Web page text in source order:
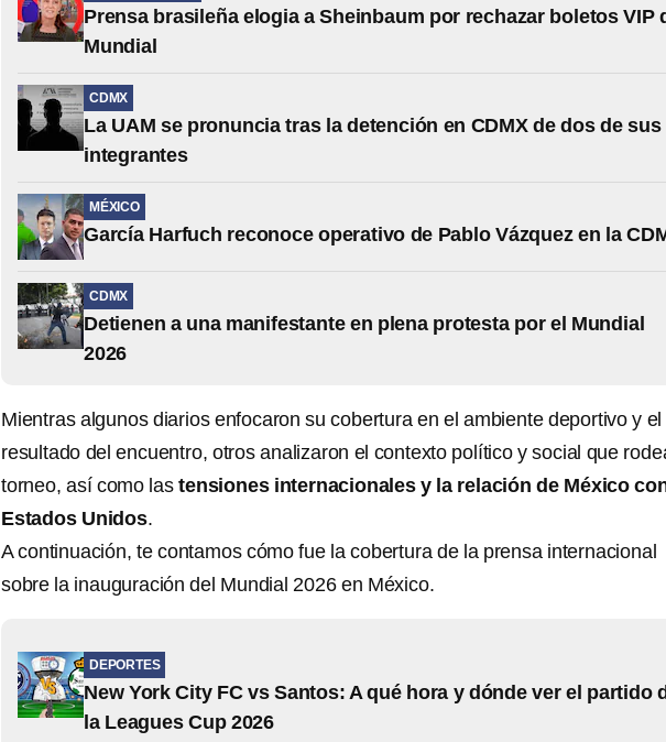
Prensa brasileña elogia a Sheinbaum por rechazar boletos VIP
Mundial
CDMX
La UAM se pronuncia tras la detención en CDMX de dos de sus
integrantes
MÉXICO
García Harfuch reconoce operativo de Pablo Vázquez en la
CDMX
Detienen a una manifestante en plena protesta por el Mundial
2026
Mientras algunos diarios enfocaron su cobertura en el ambiente deportivo y el
resultado del encuentro, otros analizaron el contexto político y social que
torneo, así como lastensiones internacionales y la relación de México
Estados Unidos.
A continuación, te contamos cómo fue la cobertura de la prensa internacional
sobre la inauguración del Mundial 2026 en México.
DEPORTES
New York City FC vs Santos: A qué hora y dónde ver el partido
la Leagues Cup 2026